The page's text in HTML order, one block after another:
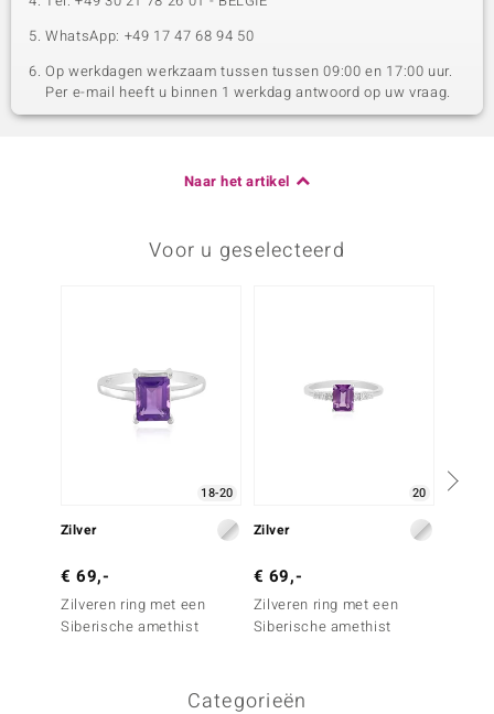
WhatsApp: +49 17 47 68 94 50
Op werkdagen werkzaam tussen tussen 09:00 en 17:00 uur.
Per e-mail heeft u binnen 1 werkdag antwoord op uw vraag.
Naar het artikel
Voor u geselecteerd
18-20
Zilver
€ 69,-
Zilveren ring met een
Siberische amethist
20
Zilver
€ 69,-
Zilveren ring met een
Siberische amethist
Categorieën